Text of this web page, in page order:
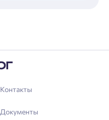
Контакты
Документы